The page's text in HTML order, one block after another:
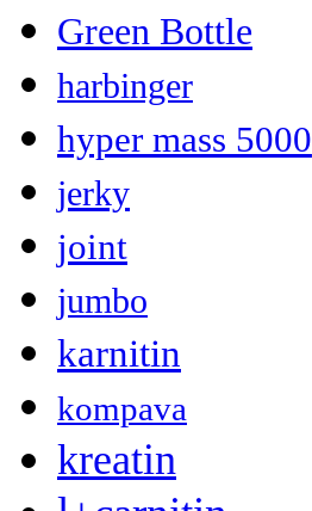
Green Bottle
harbinger
hyper mass 5000
jerky
joint
jumbo
karnitin
kompava
kreatin